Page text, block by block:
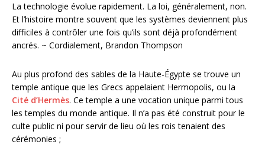
La technologie évolue rapidement. La loi, généralement, non.
Et l’histoire montre souvent que les systèmes deviennent plus
difficiles à contrôler une fois qu’ils sont déjà profondément
ancrés. ~ Cordialement, Brandon Thompson
Au plus profond des sables de la Haute-Égypte se trouve un
temple antique que les Grecs appelaient Hermopolis, ou la
Cité d’Hermès. Ce temple a une vocation unique parmi tous
les temples du monde antique. Il n’a pas été construit pour le
culte public ni pour servir de lieu où les rois tenaient des
cérémonies ;